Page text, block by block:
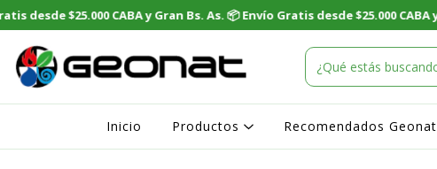
Inicio Productos Recomendados Geonat